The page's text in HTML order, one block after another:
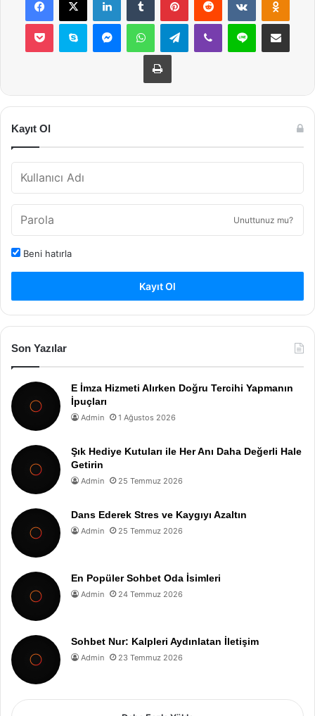
Pocket Skype MessengerWhatsAppTelegramViber Line E-Posta ile
Yazdır
Kayıt Ol
Unuttunuz mu?
Beni hatırla
Kayıt Ol
Son Yazılar
E İmza Hizmeti Alırken Doğru Tercihi Yapmanın
İpuçları
Admin 1 Ağustos 2026
Şık Hediye Kutuları ile Her Anı Daha Değerli Hale
Getirin
Admin 25 Temmuz 2026
Dans Ederek Stres ve Kaygıyı Azaltın
Admin 25 Temmuz 2026
En Popüler Sohbet Oda İsimleri
Admin 24 Temmuz 2026
Sohbet Nur: Kalpleri Aydınlatan İletişim
Admin 23 Temmuz 2026